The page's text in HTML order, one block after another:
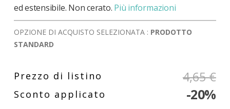
ed estensibile. Non cerato. Più informazioni
OPZIONE DI ACQUISTO SELEZIONATA : PRODOTTO
STANDARD
4,65 €
-20%